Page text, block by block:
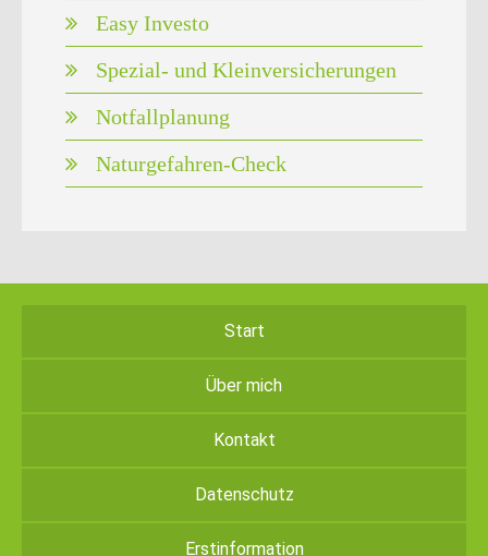
Easy Investo
Spezial- und Kleinversicherungen
Notfallplanung
Naturgefahren-Check
Start
Über mich
Kontakt
Datenschutz
Erstinformation